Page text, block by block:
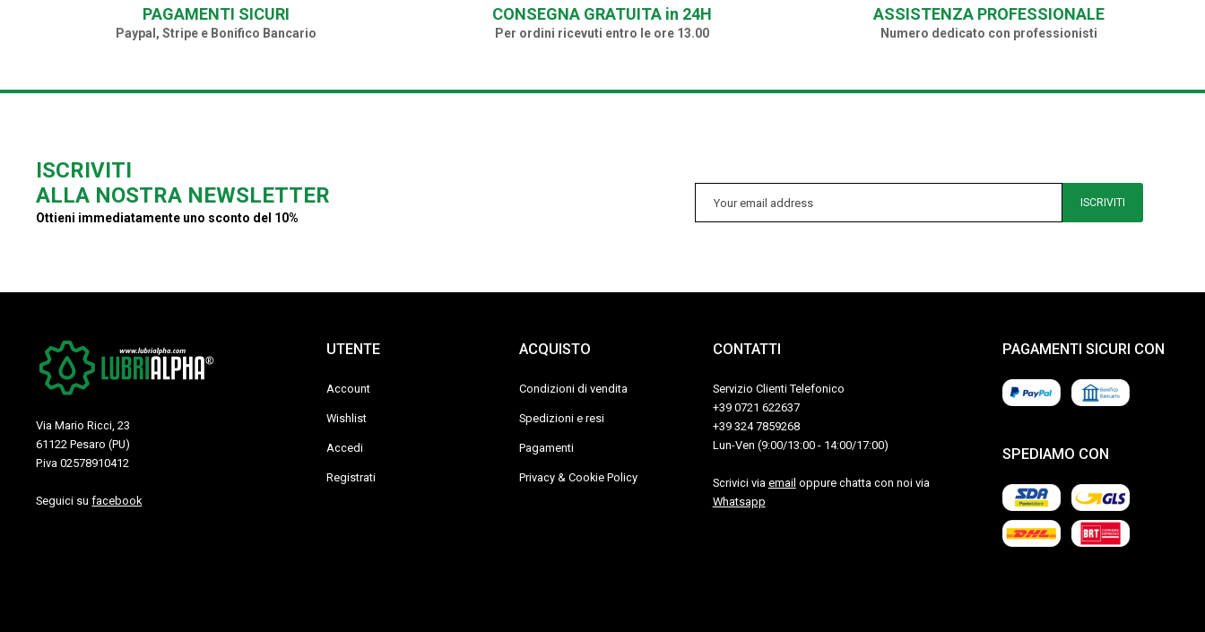
PAGAMENTI SICURI
Paypal, Stripe e Bonifico Bancario
CONSEGNA GRATUITA in 24H
Per ordini ricevuti entro le ore 13.00
ASSISTENZA PROFESSIONALE
Numero dedicato con professionisti
ISCRIVITI
ALLA NOSTRA NEWSLETTER
Ottieni immediatamente uno sconto del 10%
ISCRIVITI
Via Mario Ricci, 23
61122 Pesaro (PU)
P.iva 02578910412
Seguici sufacebook
UTENTE
Account
Wishlist
Accedi
Registrati
ACQUISTO
Condizioni di vendita
Spedizioni e resi
Pagamenti
Privacy & Cookie Policy
CONTATTI
Servizio Clienti Telefonico
+39 0721 622637
+39 324 7859268
Lun-Ven (9:00/13:00 - 14:00/17:00)
Scrivici via email oppure chatta con noi via
Whatsapp
PAGAMENTI SICURI CON
SPEDIAMO CON